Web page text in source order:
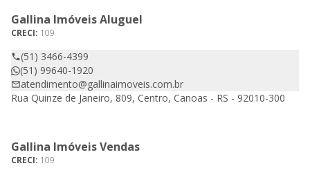
Gallina Imóveis Aluguel
CRECI: 109
(51) 3466-4399
(51) 99640-1920
atendimento@gallinaimoveis.com.br
Rua Quinze de Janeiro, 809, Centro, Canoas - RS - 92010-300
Gallina Imóveis Vendas
CRECI: 109